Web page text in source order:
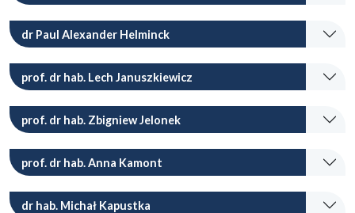
dr Paul Alexander Helminck
prof. dr hab. Lech Januszkiewicz
prof. dr hab. Zbigniew Jelonek
prof. dr hab. Anna Kamont
dr hab. Michał Kapustka